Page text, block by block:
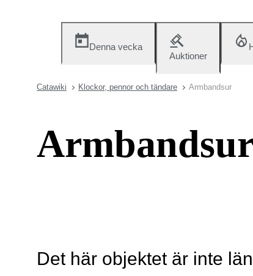
Denna vecka
Auktioner
Catawiki Klockor, pennor och tändare Armbandsur
Armbandsur
Det här objektet är inte